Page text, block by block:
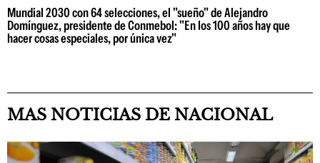
Mundial 2030 con 64 selecciones, el "sueño" de Alejandro
Domínguez, presidente de Conmebol: "En los 100 años hay que
hacer cosas especiales, por única vez"
MAS NOTICIAS DE NACIONAL